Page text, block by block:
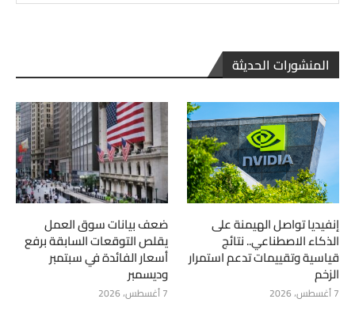
المنشورات الحديثة
إنفيديا تواصل الهيمنة على
الذكاء الاصطناعي.. نتائج
قياسية وتقييمات تدعم استمرار
الزخم
7 أغسطس، 2026
ضعف بيانات سوق العمل
يقلص التوقعات السابقة برفع
أسعار الفائدة في سبتمبر
وديسمبر
7 أغسطس، 2026